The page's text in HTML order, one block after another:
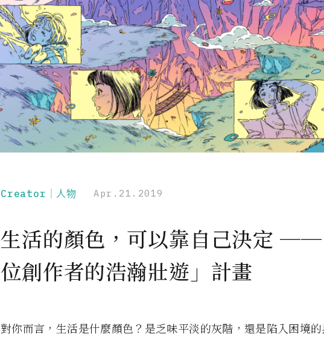
Creator｜人物 Apr.21.2019
生活的顏色，可以靠自己決定
位創作者的浩瀚壯遊」計畫
對你而言，生活是什麼顏色？是乏味平淡的灰階，還是陷入困境